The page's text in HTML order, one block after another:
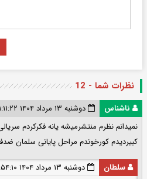
نظرات شما - 12
ناشناس
دوشنبه ۱۳ مرداد ۱۴۰۴ ۱۱:۱۱:۲۲
نمیدانم نظرم منتشرمیشه یانه فکرکردم
کبیردیدم کورخوندم مراحل پایانی سلمان
سلطان
دوشنبه ۱۳ مرداد ۱۴۰۴ ۱۶:۵۴:۱۰